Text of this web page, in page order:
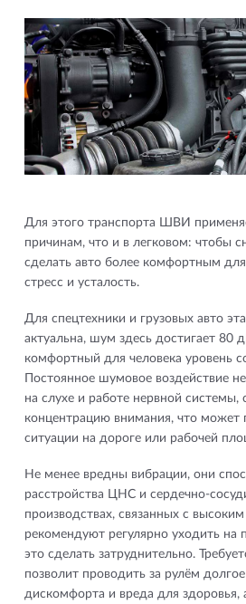
Для этого транспорта ШВИ
причинам, что и в легковом: чтобы
сделать авто более комфортным для
стресс и усталость.
Для спецтехники и грузовых авто
актуальна, шум здесь достигает 80
комфортный для человека уровень
Постоянное шумовое воздействие
на слухе и работе нервной системы,
концентрацию внимания, что может
ситуации на дороге или рабочей
Не менее вредны вибрации, они
расстройства ЦНС и сердечно-
производствах, связанных с
рекомендуют регулярно уходить на
это сделать затруднительно.
позволит проводить за рулём
дискомфорта и вреда для здоровья,